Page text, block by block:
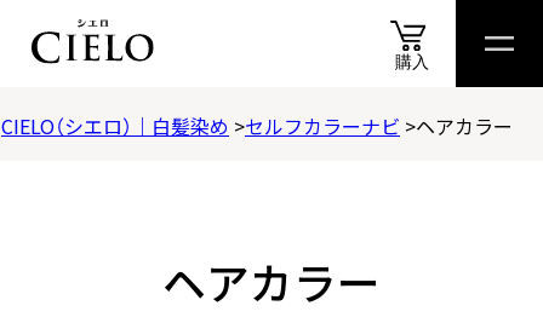
商品情報 商品比較表おすすめアイテム診断スペシャル コンテ
購入
商品情報
ヘアカラークリーム
CIELO（シエロ）｜白髪染め セルフカラーナビ ヘアカラー
ヘアカラー